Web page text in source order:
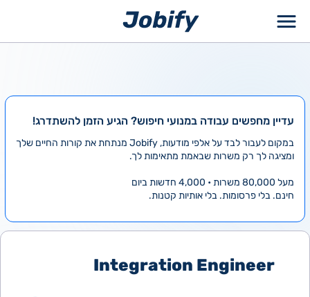
עדיין מחפשים עבודה במנועי חיפוש? הגיע הזמן להשתדרג!
במקום לעבור לבד על אלפי מודעות, Jobify מנתחת את קורות החיים שלך
ומציגה לך רק משרות שבאמת מתאימות לך.
מעל 80,000 משרות • 4,000 חדשות ביום
חינם. בלי פרסומות. בלי אותיות קטנות.
Integration Engineer